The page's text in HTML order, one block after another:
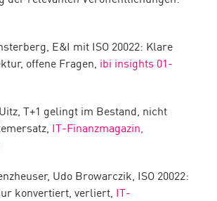
E&I mit ISO 20022: Klare
offene Fragen, ibi insights 01-
T+1 gelingt im Bestand, nicht
IT-Finanzmagazin,
Udo Browarczik, ISO 20022:
konvertiert, verliert,
IT-